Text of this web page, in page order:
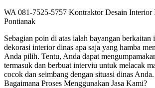
WA 081-7525-5757 Kontraktor Desain
Pontianak
Sebagian poin di atas ialah bayangan berkaitan
dekorasi interior dinas apa saja yang hamba
Anda pilih. Tentu, Anda dapat
termasuk dan berbuat interviu untuk melacak
cocok dan seimbang dengan situasi dinas Anda.
Bagaimana Proses Menggunakan Jasa Kami?